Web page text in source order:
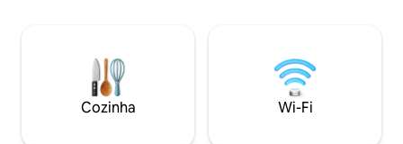
quartos. Está disponível uma TV de tela
plana. A acomodação é para não
fumantes. O aeroporto mais próximo é o
KIA, a 67 km da vila.
para si mesmo
mudança de
retiro ideal.
Cozinha Wi-Fi